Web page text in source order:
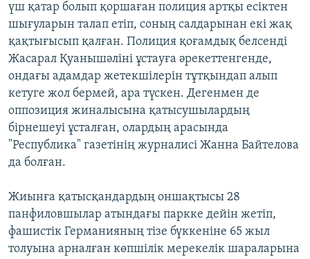
үш қатар болып қоршаған полиция артқы есіктен
шығуларын талап етіп, соның салдарынан екі жақ
қақтығысып қалған. Полиция қоғамдық белсенді
Жасарал Қуанышәліні ұстауға әрекеттенгенде,
ондағы адамдар жетекшілерін тұтқындап алып
кетуге жол бермей, ара түскен. Дегенмен де
оппозиция жиналысына қатысушылардың
бірнешеуі ұсталған, олардың арасында
"Республика" газетінің журналисі Жанна Байтелова
да болған.
Жиынға қатысқандардың оншақтысы 28
панфиловшылар атындағы паркке дейін жетіп,
фашистік Германияның тізе бүккеніне 65 жыл
толуына арналған көпшілік мерекелік шараларына